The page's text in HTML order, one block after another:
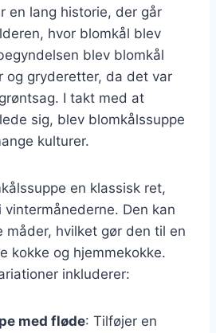
en lang historie, der går
hvor blomkål blev
blev blomkål
og gryderetter, da det var
I takt med at
sig, blev blomkålssuppe
kulturer.
en klassisk ret,
Den kan
måder, hvilket gør den til en
kokke og hjemmekokke.
inkluderer:
med fløde: Tilføjer en